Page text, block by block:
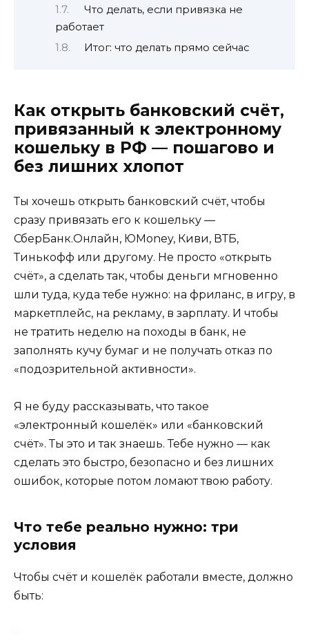
Что делать, если привязка не
работает
Итог: что делать прямо сейчас
Как открыть банковский счёт,
привязанный к электронному
кошельку в РФ — пошагово и
без лишних хлопот
Ты хочешь открыть банковский счёт, чтобы
сразу привязать его к кошельку —
СберБанк.Онлайн, ЮMoney, Киви, ВТБ,
Тинькофф или другому. Не просто «открыть
счёт», а сделать так, чтобы деньги мгновенно
шли туда, куда тебе нужно: на фриланс, в игру, в
маркетплейс, на рекламу, в зарплату. И чтобы
не тратить неделю на походы в банк, не
заполнять кучу бумаг и не получать отказ по
«подозрительной активности».
Я не буду рассказывать, что такое
«электронный кошелёк» или «банковский
счёт». Ты это и так знаешь. Тебе нужно — как
сделать это быстро, безопасно и без лишних
ошибок, которые потом ломают твою работу.
Что тебе реально нужно: три
условия
Чтобы счёт и кошелёк работали вместе, должно
быть: